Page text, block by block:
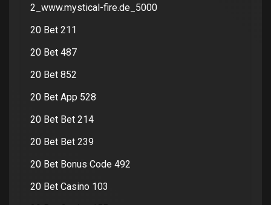
2_www.mystical-fire.de_5000
20 Bet 211
20 Bet 487
20 Bet 852
20 Bet App 528
20 Bet Bet 214
20 Bet Bet 239
20 Bet Bonus Code 492
20 Bet Casino 103